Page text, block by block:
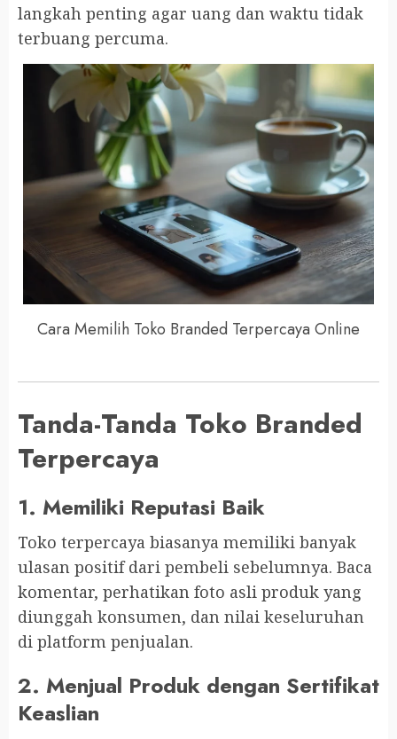
langkah penting agar uang dan waktu tidak
terbuang percuma.
Cara Memilih Toko Branded Terpercaya Online
Tanda-Tanda Toko Branded
Terpercaya
1. Memiliki Reputasi Baik
Toko terpercaya biasanya memiliki banyak
ulasan positif dari pembeli sebelumnya. Baca
komentar, perhatikan foto asli produk yang
diunggah konsumen, dan nilai keseluruhan
di platform penjualan.
2. Menjual Produk dengan Sertifikat
Keaslian